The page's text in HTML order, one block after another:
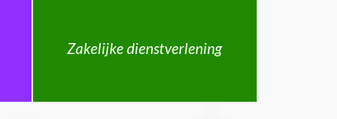
Zakelijke dienstverlening